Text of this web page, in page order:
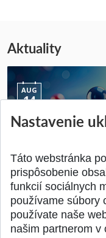
Aktuality
AUG
14
Jednodňová letná
Nastavenie
Táto webstránka
prispôsobenie
funkcií sociálnych
používame súbory
používate naše
našim partnerom v